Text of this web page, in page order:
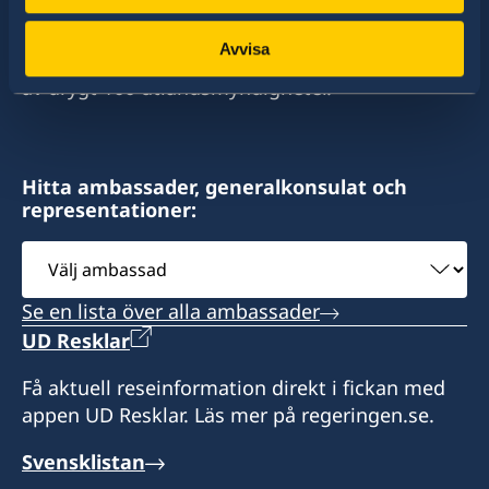
Avvisa
swehonoraryconsulatenamibia@gmail.com
Drakensbergstreet 17
Consulate of Sweden
PO Box 3855, Windhoek
Namibia
Honorärkonsul Lena Brinkmann
Honorärkonsul
Lena Brinkmann
av dessa stater har Sverige ambassader och
konsulat. Sveriges utrikesrepresentation består
av drygt 100 utlandsmyndigheter.
Hitta ambassader, generalkonsulat och
representationer:
Välj
ambassad
Se en lista över alla ambassader
UD Resklar
Få aktuell reseinformation direkt i fickan med
appen UD Resklar. Läs mer på regeringen.se.
Svensklistan